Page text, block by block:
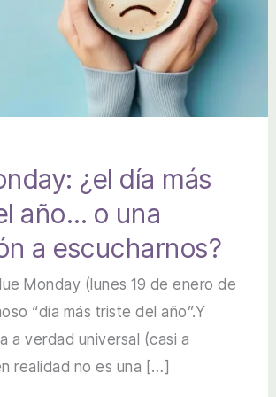
¿el día más
año… o una
a escucharnos?
Monday (lunes 19 de enero de
“día más triste del año”.Y
a verdad universal (casi a
realidad no es una […]